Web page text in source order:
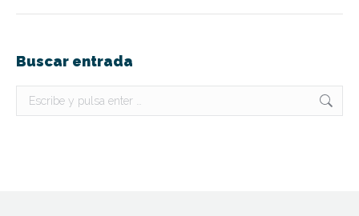
Buscar entrada
Buscar: